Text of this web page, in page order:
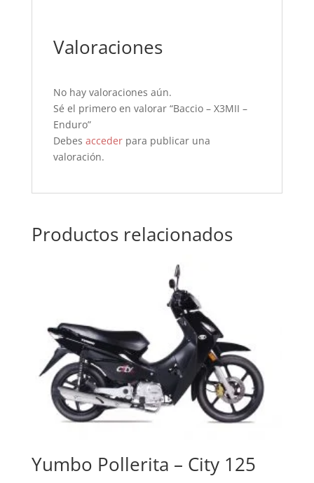
Valoraciones
No hay valoraciones aún.
Sé el primero en valorar “Baccio – X3MII –
Enduro”
Debes accederpara publicar una
valoración.
Productos relacionados
Yumbo Pollerita – City 125